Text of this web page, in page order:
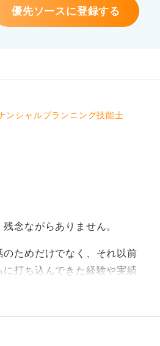
優先ソースに登録する
ンシャルプランニング技能士
念ながらありません。
ためだけでなく、それ以前
打ち込んできた経験や実績
。